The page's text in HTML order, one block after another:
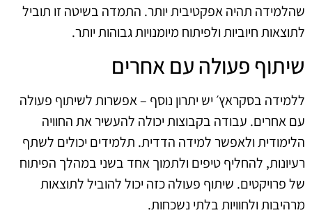
שהלמידה תהיה אפקטיבית יותר. התמדה בשיטה זו תוביל
לתוצאות חיוביות ולפיתוח מיומנויות גבוהות יותר.
שיתוף פעולה עם אחרים
ללמידה בסקראץ׳ יש יתרון נוסף – אפשרות לשיתוף פעולה
עם אחרים. עבודה בקבוצות יכולה להעשיר את החוויה
הלימודית ולאפשר למידה הדדית. תלמידים יכולים לשתף
רעיונות, להחליף טיפים ולתמוך אחד בשני במהלך הפיתוח
של פרויקטים. שיתוף פעולה כזה יכול להוביל לתוצאות
מרהיבות ולחוויות בלתי נשכחות.